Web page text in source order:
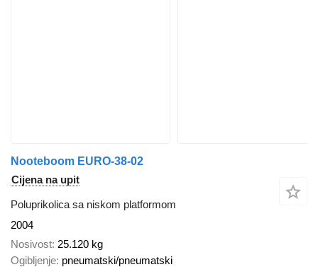
Nooteboom EURO-38-02
Cijena na upit
Poluprikolica sa niskom platformom
2004
Nosivost 25.120 kg
Ogibljenje pneumatski/pneumatski